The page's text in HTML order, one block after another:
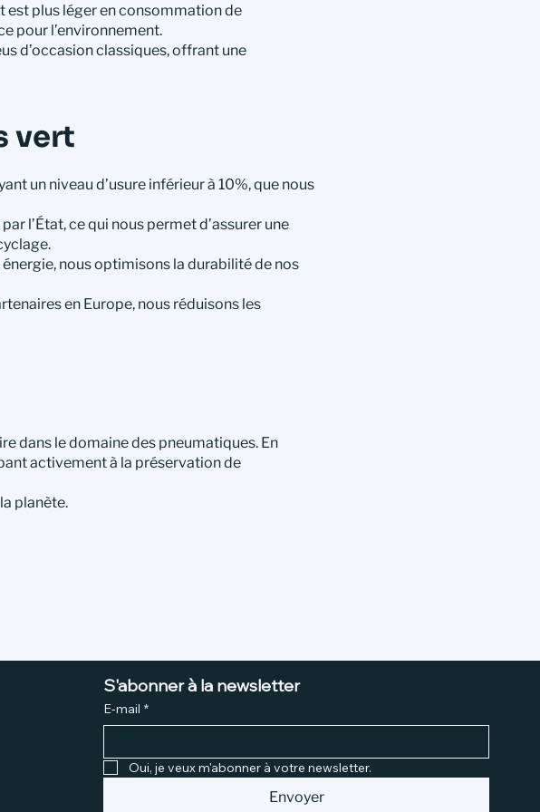
dans le domaine des pneumatiques. En
activement à la préservation de
planète.
un niveau d’usure inférieur à 10%, que nous
l’État, ce qui nous permet d’assurer une
nous optimisons la durabilité de nos
en Europe, nous réduisons les
vert
plus léger en consommation de
pour l’environnement.
d’occasion classiques, offrant une
S'abonner à la newsletter
E-mail *
Oui, je veux m'abonner à votre newsletter.
Envoyer